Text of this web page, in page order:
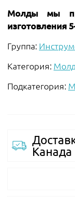
Молды мы
изготовления
Группа:
Категория:
Подкатегория:
Канада